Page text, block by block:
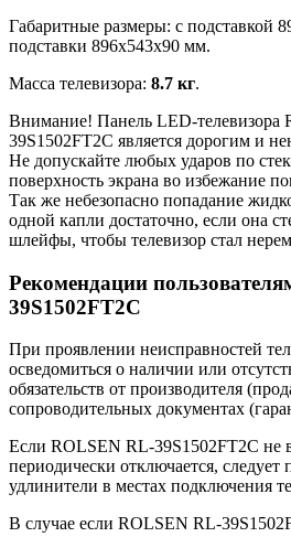
Габаритные размеры: с подставкой
подставки 896x543x90 мм.
Масса телевизора: 8.7 кг.
Внимание! Панель LED-телевизора
39S1502FT2C является дорогим и
Не допускайте любых ударов по
поверхность экрана во избежание
Так же небезопасно попадание
одной капли достаточно, если она
шлейфы, чтобы телевизор стал
Рекомендации
39S1502FT2C
При проявлении неисправностей
осведомиться о наличии или
обязательств от производителя
сопроводительных документах
Если ROLSEN RL-39S1502FT2C не
периодически отключается, следует
удлинители в местах подключения
В случае если ROLSEN RL-